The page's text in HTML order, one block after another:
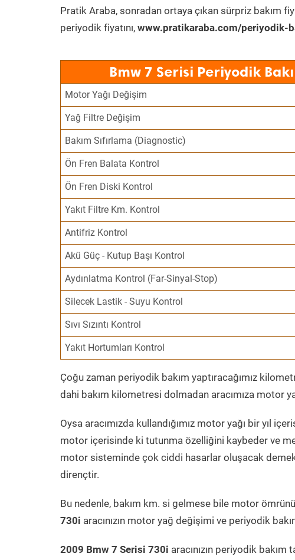
Pratik Araba, sonradan ortaya çıkan sürpriz bakım
periyodik fiyatını, www.pratikaraba.com/periyodik-
Bmw 7 Serisi Periyodik
Motor Yağı Değişim
Yağ Filtre Değişim
Bakım Sıfırlama (Diagnostic)
Ön Fren Balata Kontrol
Ön Fren Diski Kontrol
Yakıt Filtre Km. Kontrol
Antifriz Kontrol
Akü Güç - Kutup Başı Kontrol
Aydınlatma Kontrol (Far-Sinyal-Stop)
Silecek Lastik - Suyu Kontrol
Sıvı Sızıntı Kontrol
Yakıt Hortumları Kontrol
Çoğu zaman periyodik bakım yaptıracağımız
dahi bakım kilometresi dolmadan aracımıza motor
Oysa aracımızda kullandığımız motor yağı bir yıl
motor içerisinde ki tutunma özelliğini kaybeder ve
motor sisteminde çok ciddi hasarlar oluşacak
dirençtir.
Bu nedenle, bakım km. si gelmese bile motor
730i aracınızın motor yağ değişimi ve periyodik
2009 Bmw 7 Serisi 730i aracınızın periyodik bakım